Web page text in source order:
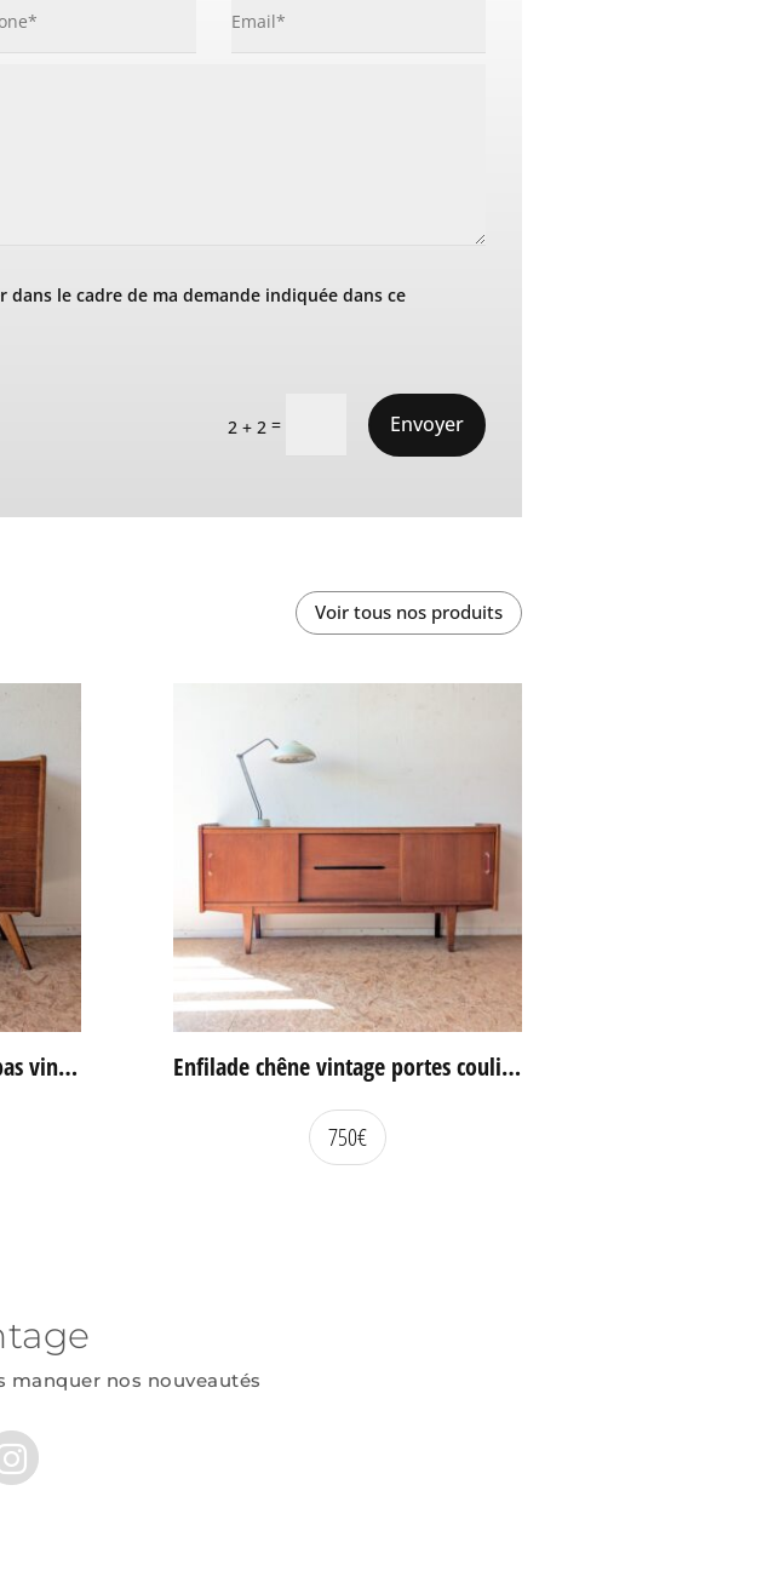
le cadre de ma demande indiquée dans ce
2 + 2 = Envoyer
Voir tous nos produits
Commode chêne pieds compas vintage Enfilade chêne vintage portes coulissantes
750€
manquer nos nouveautés